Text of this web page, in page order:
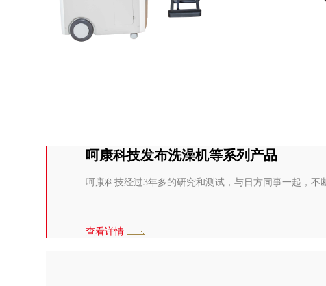
呵康科技发布洗澡机等系列产品
呵康科技经过3年多的研究和测试，与日方同事一起，不
查看详情